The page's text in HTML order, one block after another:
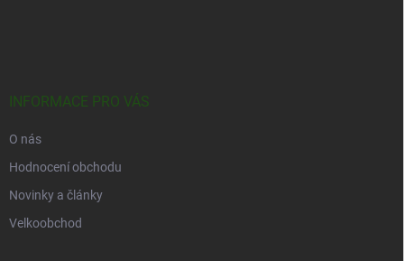
INFORMACE PRO VÁS
O nás
Hodnocení obchodu
Novinky a články
Velkoobchod